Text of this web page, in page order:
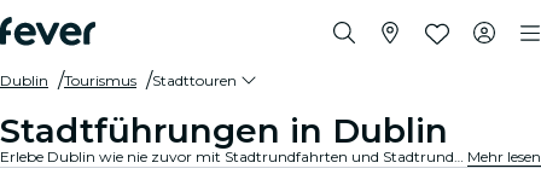
Dublin Tourismus Stadttouren
Stadtführungen in Dublin
Erlebe Dublin wie nie zuvor mit Stadtrundfahrten und Stadtrundfahrtpaketen. Während du die berühmten Wahrzeichen, versteckten Juwelen und lokalen Hotspots von Dublin erkundest, entdeckst du die Geschichten, die die Stadt zum Leben erwecken. Mehr lesen